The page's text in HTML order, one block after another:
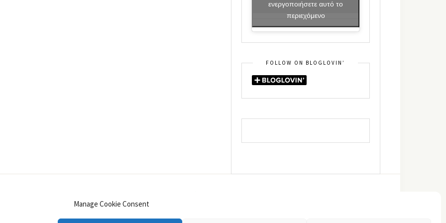
Manage Cookie Consent
ενεργοποιήσετε αυτό το
περιεχόμενο
FOLLOW ON BLOGLOVIN’